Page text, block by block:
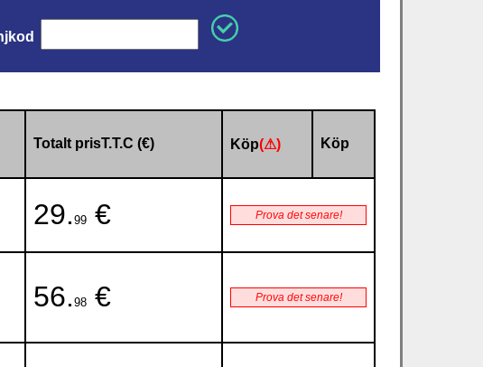
Totalt prisT.T.C (€) Köp(⚠) Köp
29. 99 € Prova det senare!
56. 98 € Prova det senare!